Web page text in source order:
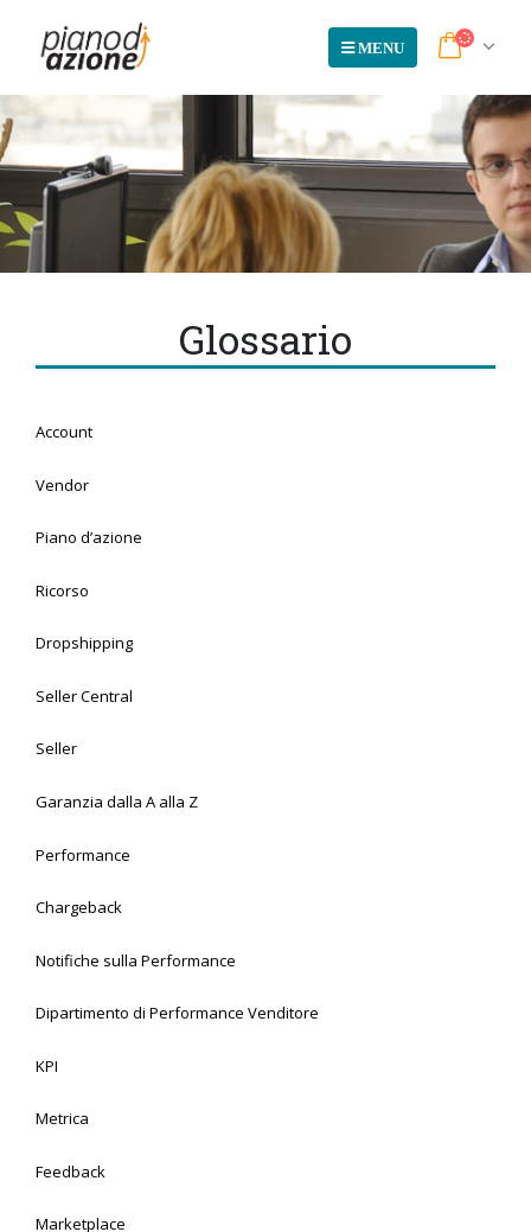
Glossario
Account
Vendor
Piano d’azione
Ricorso
Dropshipping
Seller Central
Seller
Garanzia dalla A alla Z
Performance
Chargeback
Notifiche sulla Performance
Dipartimento di Performance Venditore
KPI
Metrica
Feedback
Marketplace